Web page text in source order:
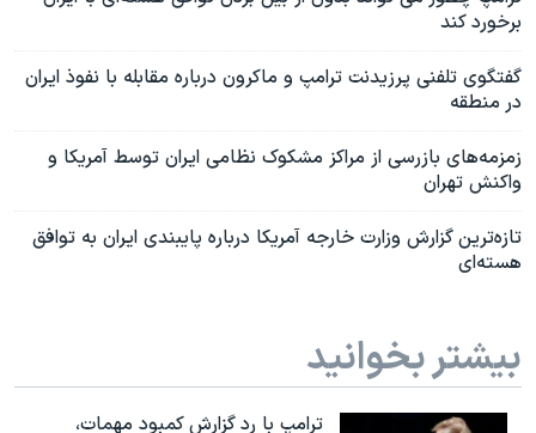
برخورد کند
گفتگوی تلفنی پرزیدنت ترامپ و ماکرون درباره مقابله با نفوذ ایران
در منطقه
زمزمه‌های بازرسی از مراکز مشکوک نظامی ایران توسط آمریکا و
واکنش تهران
تازه‌ترین گزارش وزارت خارجه آمریکا درباره پایبندی ایران به توافق
هسته‌ای
بیشتر بخوانید
ترامپ با رد گزارش کمبود مهمات،